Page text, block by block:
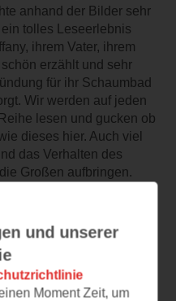
anhand der Bilder sehr
tolles Leseerlebnis
ihrem Vater, ihrem
erzählt und sehr
für ihr Schaumbad
Wir werden auf jeden
lesen und gucken ob
dieses hier. Auch viel
das Verhalten des
Großen aufbringen.
Buch, welches für die
hätte ausfallen können,
und unserer
Moment Zeit, um